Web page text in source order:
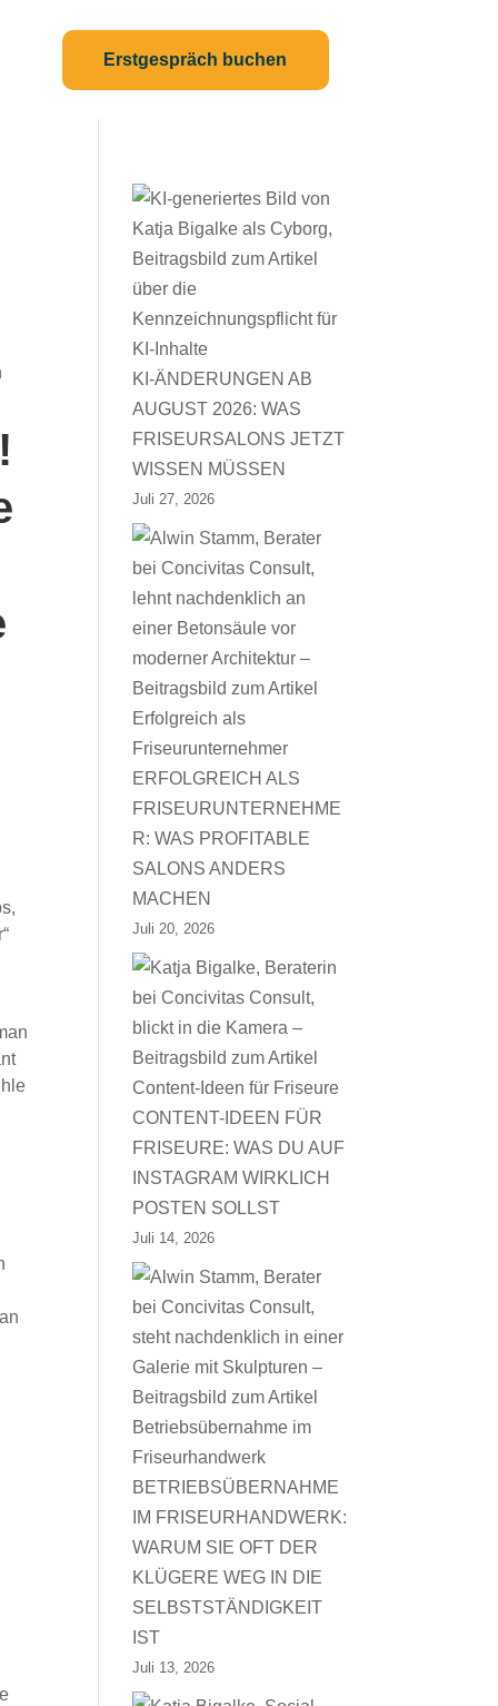
Erstgespräch buchen
KI-ÄNDERUNGEN AB
AUGUST 2026: WAS
FRISEURSALONS JETZT
WISSEN MÜSSEN
Juli 27, 2026
ERFOLGREICH ALS
FRISEURUNTERNEHME
R: WAS PROFITABLE
SALONS ANDERS
MACHEN
Juli 20, 2026
CONTENT-IDEEN FÜR
FRISEURE: WAS DU AUF
INSTAGRAM WIRKLICH
POSTEN SOLLST
Juli 14, 2026
BETRIEBSÜBERNAHME
IM FRISEURHANDWERK:
WARUM SIE OFT DER
KLÜGERE WEG IN DIE
SELBSTSTÄNDIGKEIT
IST
Juli 13, 2026